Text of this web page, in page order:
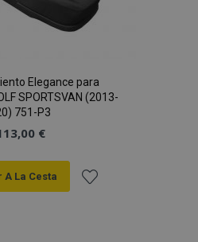
Elegance para
SPORTSVAN (2013-
751-P3
€
A La Cesta